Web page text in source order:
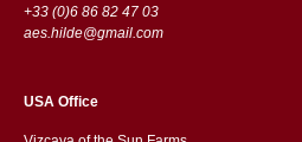
+33 (0)6 86 82 47 03
aes.hilde@gmail.com
USA Office